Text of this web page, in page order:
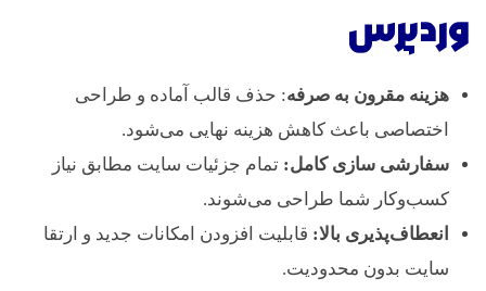
وردپرس
هزینه مقرون ‌به ‌صرفه: حذف قالب آماده و طراحی
اختصاصی باعث کاهش هزینه نهایی می‌شود.
سفارشی ‌سازی کامل: تمام جزئیات سایت مطابق نیاز
کسب‌وکار شما طراحی می‌شوند.
انعطاف‌پذیری بالا: قابلیت افزودن امکانات جدید و ارتقا
سایت بدون محدودیت.